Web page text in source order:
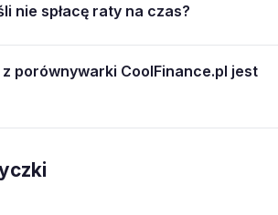
nie spłacę raty na czas?
porównywarki CoolFinance.pl jest